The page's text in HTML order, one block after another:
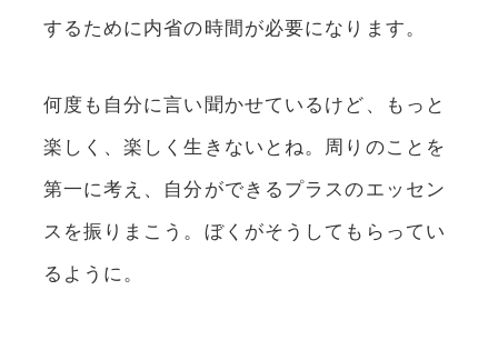
するために内省の時間が必要になります。
何度も自分に言い聞かせているけど、もっと
楽しく、楽しく生きないとね。周りのことを
第一に考え、自分ができるプラスのエッセン
スを振りまこう。ぼくがそうしてもらってい
るように。